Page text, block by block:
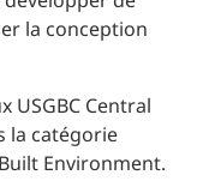
la conception
USGBC Central
la catégorie
Environment.